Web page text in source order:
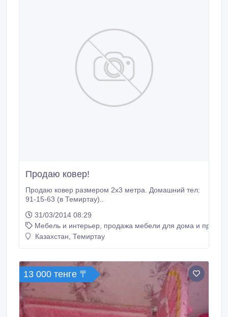
Продаю ковер!
Продаю ковер размером 2х3 метра. Домашний тел:
91-15-63 (в Темиртау)..
31/03/2014 08:29
Мебель и интерьер, продажа мебели для дома и
Казахстан, Темиртау
13 000 тенге 〒